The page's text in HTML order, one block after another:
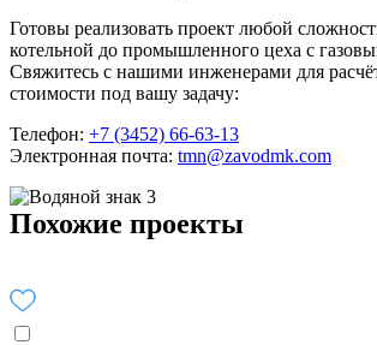
Готовы реализовать проект любой
котельной до промышленного цеха с
Свяжитесь с нашими инженерами для
стоимости под вашу задачу:
Телефон: +7 (3452) 66-63-13
Электронная почта: tmn@zavodmk.com
Похожие проекты